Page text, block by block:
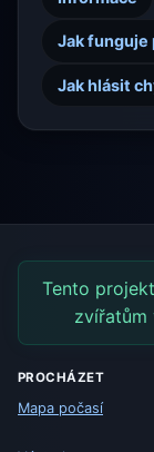
Jak
Jak hlásit
Tento
zvířatům
PROCHÁZET
Mapa počasí